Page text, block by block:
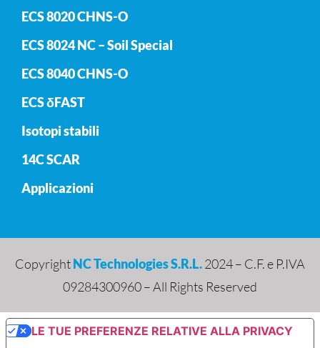
ECS 8020 CHNS-O
ECS 8024 NC – Soil Special
ECS 8040 CHNS-O
ECS δFAST
Isotopi stabili
14C SCAR
Applicazioni
CopyrightNC Technologies S.R.L.2024 – C.F. e P.IVA
09284300960 – All Rights Reserved
LE TUE PREFERENZE RELATIVE ALLA PRIVACY